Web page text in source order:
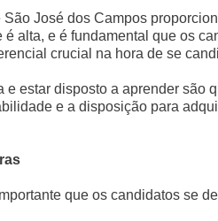
José dos Campos
alta, e é fundamental que os
crucial na hora de se
estar disposto a aprender são
e a disposição para
que os candidatos se